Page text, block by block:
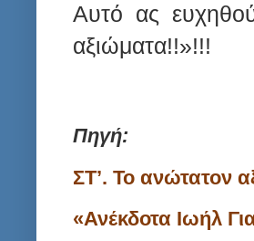
Αυτό ας
αξιώματα!!»!!!
Πηγή:
ΣΤ’. Το ανώτατον
«Ανέκδοτα Ιωήλ